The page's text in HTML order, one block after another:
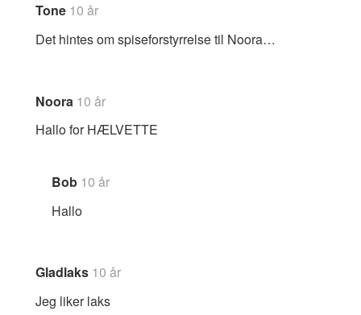
Tone 10 år
Det hintes om spiseforstyrrelse til Noora…
Noora 10 år
Hallo for HÆLVETTE
Bob 10 år
Hallo
Gladlaks 10 år
Jeg liker laks